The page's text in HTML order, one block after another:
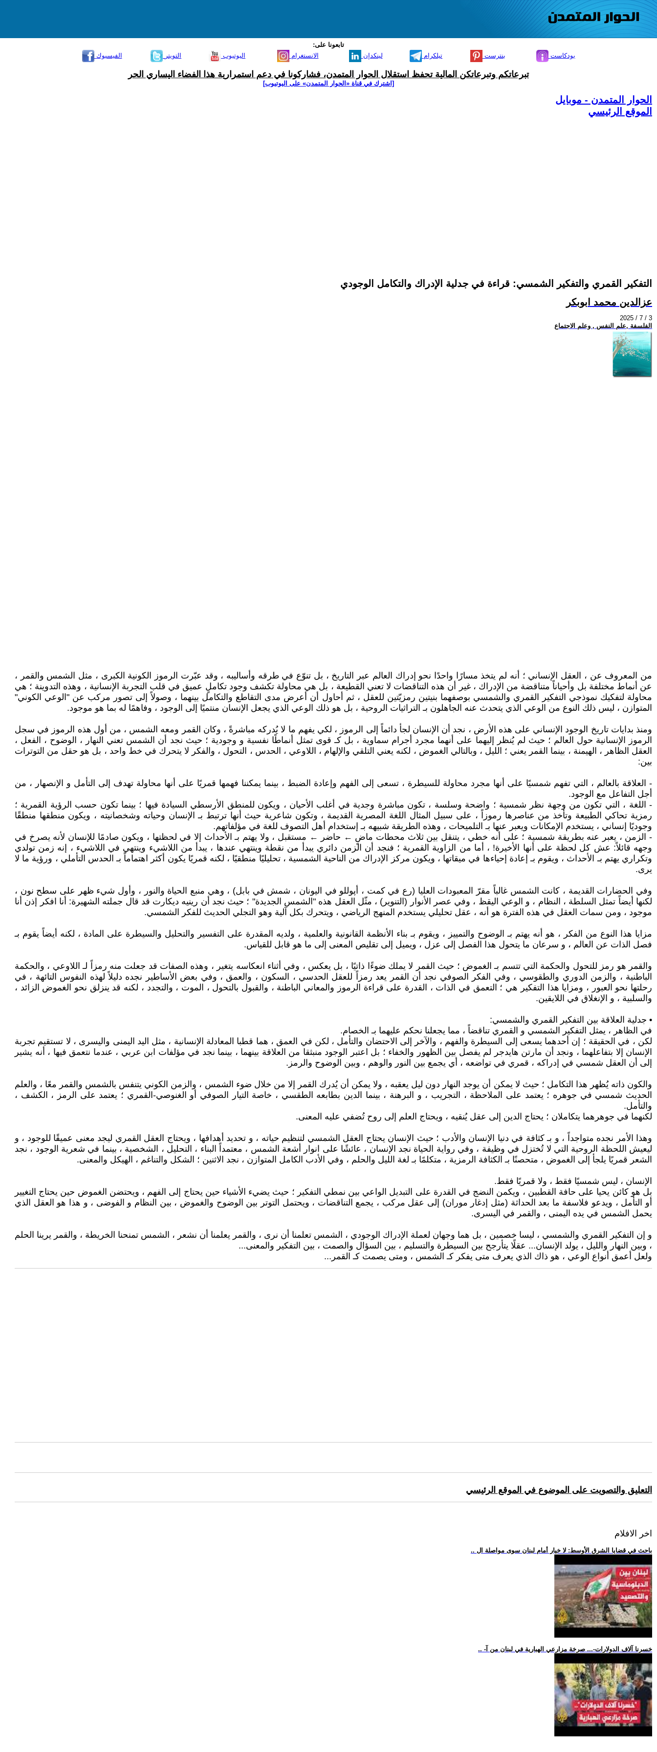
تابعونا على:
الفيسبوك
التويتر اليوتيوب الانستغرام لينكدإن تيلكرام بنترست بودكاست
تبرعاتكم وتبرعاتكن المالية تحفظ استقلال الحوار المتمدن، فشاركونا في دعم استمرارية هذا الفضاء اليساري الحر
[اشترك في قناة ‫«الحوار المتمدن» على اليوتيوب]
الحوار المتمدن - موبايل
الموقع الرئيسي
التفكير القمري والتفكير الشمسي: قراءة في جدلية الإدراك والتكامل الوجودي
عزالدين محمد ابوبكر
2025 / 7 / 3
الفلسفة ,علم النفس , وعلم الاجتماع
من المعروف عن ، العقل الإنساني ؛ أنه لم يتخذ مسارًا واحدًا نحو إدراك العالم عبر التاريخ ، بل تنوّع في طرقه وأساليبه ، وقد عبّرت الرموز الكونية الكبرى ، مثل الشمس والقمر ،
عن أنماط مختلفة بل وأحياناً متناقضة من الإدراك ، غير أن هذه التناقضات لا تعني القطيعة ، بل هي محاولة تكشف وجود تكاملٍ عميق في قلب التجربة الإنسانية ، وهذه التدوينة ؛ هي
محاولة لتفكيك نموذجي التفكير القمري والشمسي بوصفهما بنيتين رمزيّتين للعقل ، ثم أحاول أن أعرض مدى التقاطع والتكامل بينهما ، وصولاً إلى تصور مركب عن "الوعي الكوني"
المتوازن ، ليس ذلك النوع من الوعي الذي يتحدث عنه الجاهلون بـ التراثيات الروحية ، بل هو ذلك الوعي الذي يجعل الإنسان منتميًا إلى الوجود ، وفاهمًا له بما هو موجود.
ومنذ بدايات تاريخ الوجود الإنساني على هذه الأرض ، نجد أن الإنسان لجأ دائماً إلى الرموز ، لكي يفهم ما لا يُدركه مباشرةً ، وكان القمر ومعه الشمس ، من أول هذه الرموز في سجل
الرموز الإنسانية حول العالم ؛ حيث لم يُنظر إليهما على أنهما مجرد أجرام سماوية ، بل كـ قوى تمثل أنماطًا نفسية و وجودية ؛ حيث نجد أن الشمس تعني النهار ، الوضوح ، الفعل ،
العقل الظاهر ، الهيمنة ، بينما القمر يعني ؛ الليل ، وبالتالي الغموض ، لكنه يعني التلقي والإلهام ، اللاوعي ، الحدس ، التحول ، والفكر لا يتحرك في خط واحد ، بل هو حقل من التوترات
بين:
- العلاقة بالعالم ، التي تفهم شمسيًا على أنها مجرد محاولة للسيطرة ، تسعى إلى الفهم وإعادة الضبط ، بينما يمكننا فهمها قمريًا على أنها محاولة تهدف إلى التأمل و الإنصهار ، من
أجل التفاعل مع الوجود.
- اللغة ، التي تكون من وجهة نظر شمسية ؛ واضحة وسلسة ، تكون مباشرة وجدية في أغلب الأحيان ، ويكون للمنطق الأرسطي السيادة فيها ؛ بينما تكون حسب الرؤية القمرية ؛
رمزية تحاكي الطبيعة وتأخذ من عناصرها رموزاً ، على سبيل المثال اللغة المصرية القديمة ، وتكون شاعرية حيث أنها ترتبط بـ الإنسان وحياته وشخصانيته ، ويكون منطقها منطقًا
وجوديًا إنساني ، يستخدم الإمكانات ويعبر عنها بـ التلميحات ، وهذه الطريقة شبيهه بـ إستخدام أهل التصوف للغة في مؤلفاتهم.
- الزمن ، يعبر عنه بطريقة شمسية ؛ على أنه خطي ، يتنقل بين ثلاث محطات ماضٍ ← حاضر ← مستقبل ، ولا يهتم بـ الأحداث إلا في لحظتها ، ويكون صادمًا للإنسان لأنه يصرخ في
وجهه قائلاً: عش كل لحظة على أنها الأخيرة! ، أما من الزاوية القمرية ؛ فنجد أن الزمن دائري يبدأ من نقطة وينتهي عندها ، يبدأ من اللاشيء وينتهي في اللاشيء ، إنه زمن تولدي
وتكراري يهتم بـ الأحداث ، ويقوم بـ إعادة إحياءها في ميقاتها ، ويكون مركز الإدراك من الناحية الشمسية ، تحليليًا منطقيًا ، لكنه قمريًا يكون أكثر اهتماماً بـ الحدس التأملي ، ورؤية ما لا
يرى.
وفي الحضارات القديمة ، كانت الشمس غالباً مقرّ المعبودات العليا (رع في كمت ، أپوللو في اليونان ، شمش في بابل) ، وهي منبع الحياة والنور ، وأول شيء ظهر على سطح نون ،
لكنها أيضاً تمثل السلطة ، النظام ، و الوعي اليقظ ، وفي عصر الأنوار (التنوير) ، مثّل العقل هذه "الشمس الجديدة" ؛ حيث نجد أن رينيه ديكارت قد قال جملته الشهيرة: أنا افكر إذن أنا
موجود ، ومن سمات العقل في هذه الفترة هو أنه ، عقل تحليلي يستخدم المنهج الرياضي ، ويتحرك بكل آلية وهو التجلي الحديث للفكر الشمسي.
مزايا هذا النوع من الفكر ، هو أنه يهتم بـ الوضوح والتمييز ، ويقوم بـ بناء الأنظمة القانونية والعلمية ، ولديه المقدرة على التفسير والتحليل والسيطرة على المادة ، لكنه أيضاً يقوم بـ
فصل الذات عن العالم ، و سرعان ما يتحول هذا الفصل إلى عزل ، ويميل إلى تقليص المعنى إلى ما هو قابل للقياس.
والقمر هو رمز للتحول والحكمة التي تتسم بـ الغموض ؛ حيث القمر لا يملك ضوءًا ذاتيًا ، بل يعكس ، وفي أثناء انعكاسه يتغير ، وهذه الصفات قد جعلت منه رمزاً لـ اللاوعي ، والحكمة
الباطنية ، والزمن الدوري والطقوسي ، وفي الفكر الصوفي نجد أن القمر يعد رمزاً للعقل الحدسي ، السكون ، والعمق ، وفي بعض الأساطير نجده دليلاً لهذه النفوس التائهة ، في
رحلتها نحو العبور ، ومزايا هذا التفكير هي ؛ التعمق في الذات ، القدرة على قراءة الرموز والمعاني الباطنة ، والقبول بالتحول ، الموت ، والتجدد ، لكنه قد ينزلق نحو الغموض الزائد ،
والسلبية ، و الإنغلاق في اللايقين.
• جدلية العلاقة بين التفكير القمري والشمسي:
في الظاهر ، يمثل التفكير الشمسي و القمري تناقضاً ، مما يجعلنا نحكم عليهما بـ الخصام.
لكن ، في الحقيقة ؛ إن أحدهما يسعى إلى السيطرة والفهم ، والآخر إلى الاحتضان والتأمل ، لكن في العمق ، هما قطبا المعادلة الإنسانية ، مثل اليد اليمنى واليسرى ، لا تستقيم تجربة
الإنسان إلا بتفاعلهما ، ونجد أن مارتن هايدجر لم يفصل بين الظهور والخفاء ؛ بل اعتبر الوجود منبثقا من العلاقة بينهما ، بينما نجد في مؤلفات ابن عربي ، عندما نتعمق فيها ، أنه يشير
إلى أن العقل شمسي في إدراكه ، قمري في تواضعه ، أي يجمع بين النور والوهم ، وبين الوضوح والرمز.
والكون ذاته يُظهر هذا التكامل ؛ حيث لا يمكن أن يوجد النهار دون ليل يعقبه ، ولا يمكن أن يُدرك القمر إلا من خلال ضوء الشمس ، والزمن الكوني يتنفس بالشمس والقمر معًا ، والعلم
الحديث شمسي في جوهره ؛ يعتمد على الملاحظة ، التجريب ، و البرهنة ، بينما الدين بطابعه الطقسي ، خاصة التيار الصوفي أو الغنوصي-القمري ؛ يعتمد على الرمز ، الكشف ،
والتأمل.
لكنهما في جوهرهما يتكاملان ؛ يحتاج الدين إلى عقل يُنقيه ، ويحتاج العلم إلى روح تُضفي عليه المعنى.
وهذا الأمر نجده متواجداً ، و بـ كثافة في دنيا الإنسان والأدب ؛ حيث الإنسان يحتاج العقل الشمسي لتنظيم حياته ، و تحديد أهدافها ، ويحتاج العقل القمري ليجد معنى عميقًا للوجود ، و
ليعيش اللحظة الروحية التي لا تُختزل في وظيفة ، وفي رواية الحياة نجد الإنسان ، عائشًا على انوار أشعة الشمس ، معتمداً البناء ، التحليل ، الشخصية ، بينما في شعرية الوجود ، نجد
الشعر قمريًا يلجأ إلى الغموض ، متحصنًا بـ الكثافة الرمزية ، متكلمًا بـ لغة الليل والحلم ، وفي الأدب الكامل المتوازن ، نجد الاثنين ؛ الشكل والتناغم ، الهيكل والمعنى.
الإنسان ، ليس شمسيًا فقط ، ولا قمريًا فقط.
بل هو كائن يحيا على حافة القطبين ، ويكمن النضج في القدرة على التبديل الواعي بين نمطي التفكير ؛ حيث يضيء الأشياء حين يحتاج إلى الفهم ، ويحتضن الغموض حين يحتاج التغيير
أو التأمل ، ويدعو فلاسفة ما بعد الحداثة (مثل إدغار موران) إلى عقل مركب ، يجمع التناقضات ، ويحتمل التوتر بين الوضوح والغموض ، بين النظام و الفوضى ، و هذا هو العقل الذي
يحمل الشمس في يده اليمنى ، والقمر في اليسرى.
و إن التفكير القمري والشمسي ، ليسا خصمين ، بل هما وجهان لعملة الإدراك الوجودي ، الشمس تعلمنا أن نرى ، والقمر يعلمنا أن نشعر ، الشمس تمنحنا الخريطة ، والقمر يرينا الحلم
، وبين النهار والليل ، يولد الإنسان... عقلًا يتأرجح بين السيطرة والتسليم ، بين السؤال والصمت ، بين التفكير والمعنى...
ولعل أعمق أنواع الوعي ، هو ذاك الذي يعرف متى يفكر كـ الشمس ، ومتى يصمت كـ القمر...
التعليق والتصويت على الموضوع في الموقع الرئيسي
اخر الافلام
.. باحث في قضايا الشرق الأوسط: لا خيار أمام لبنان سوى مواصلة ال
.. -خسرنا آلاف الدولارات-... صرخة مزارعي الهبارية في لبنان من آ